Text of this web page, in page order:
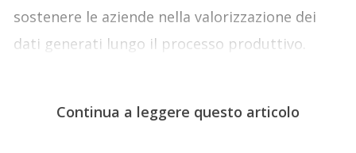
sostenere le aziende nella valorizzazione dei
dati generati lungo il processo produttivo.
Continua a leggere questo articolo